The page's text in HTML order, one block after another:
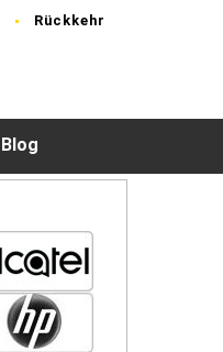
Rückkehr
Blog